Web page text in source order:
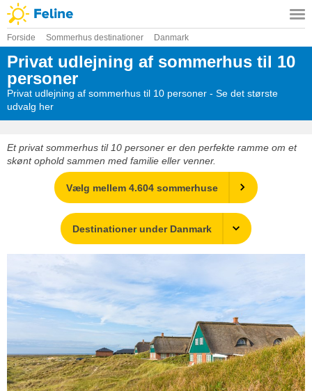
Forside Sommerhus destinationer Danmark
Privat udlejning af sommerhus til 10
personer
Privat udlejning af sommerhus til 10 personer - Se det største
udvalg her
Et privat sommerhus til 10 personer er den perfekte ramme om et
skønt ophold sammen med familie eller venner.
Vælg mellem 4.604 sommerhuse
Destinationer under Danmark